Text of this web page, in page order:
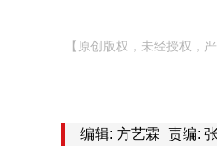
【原创版权，未经授权，
编辑: 方艺霖 责编: